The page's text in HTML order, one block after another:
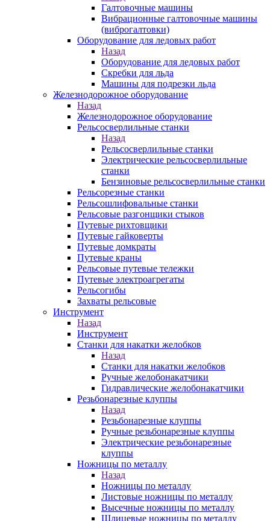
Галтовочные машины
Вибрационные галтовочные машины
(виброгалтовки)
Оборудование для ледовых работ
Назад
Оборудование для ледовых работ
Скребки для льда
Машины для подрезки льда
Железнодорожное оборудование
Назад
Железнодорожное оборудование
Рельсосверлильные станки
Назад
Рельсосверлильные станки
Электрические рельсосверлильные
станки
Бензиновые рельсосверлильные станки
Рельсорезные станки
Рельсошлифовальные станки
Рельсовые разгонщики стыков
Путевые рихтовщики
Путевые гайковерты
Путевые домкраты
Путевые краны
Рельсовые путевые тележки
Путевые электроагрегаты
Рельсогибы
Захваты рельсовые
Инструмент
Назад
Инструмент
Станки для накатки желобков
Назад
Станки для накатки желобков
Ручные желобонакатчики
Гидравлические желобонакатчики
Резьбонарезные клуппы
Назад
Резьбонарезные клуппы
Ручные резьбонарезные клуппы
Электрические резьбонарезные
клуппы
Ножницы по металлу
Назад
Ножницы по металлу
Листовые ножницы по металлу
Высечные ножницы по металлу
Шлицевые ножницы по металлу